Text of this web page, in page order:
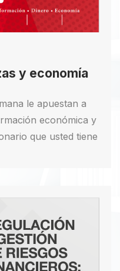
y economía
le apuestan a
económica y
que usted tiene
en su
La redacción, los
cruzadas y
lo convierten en
didáctica y